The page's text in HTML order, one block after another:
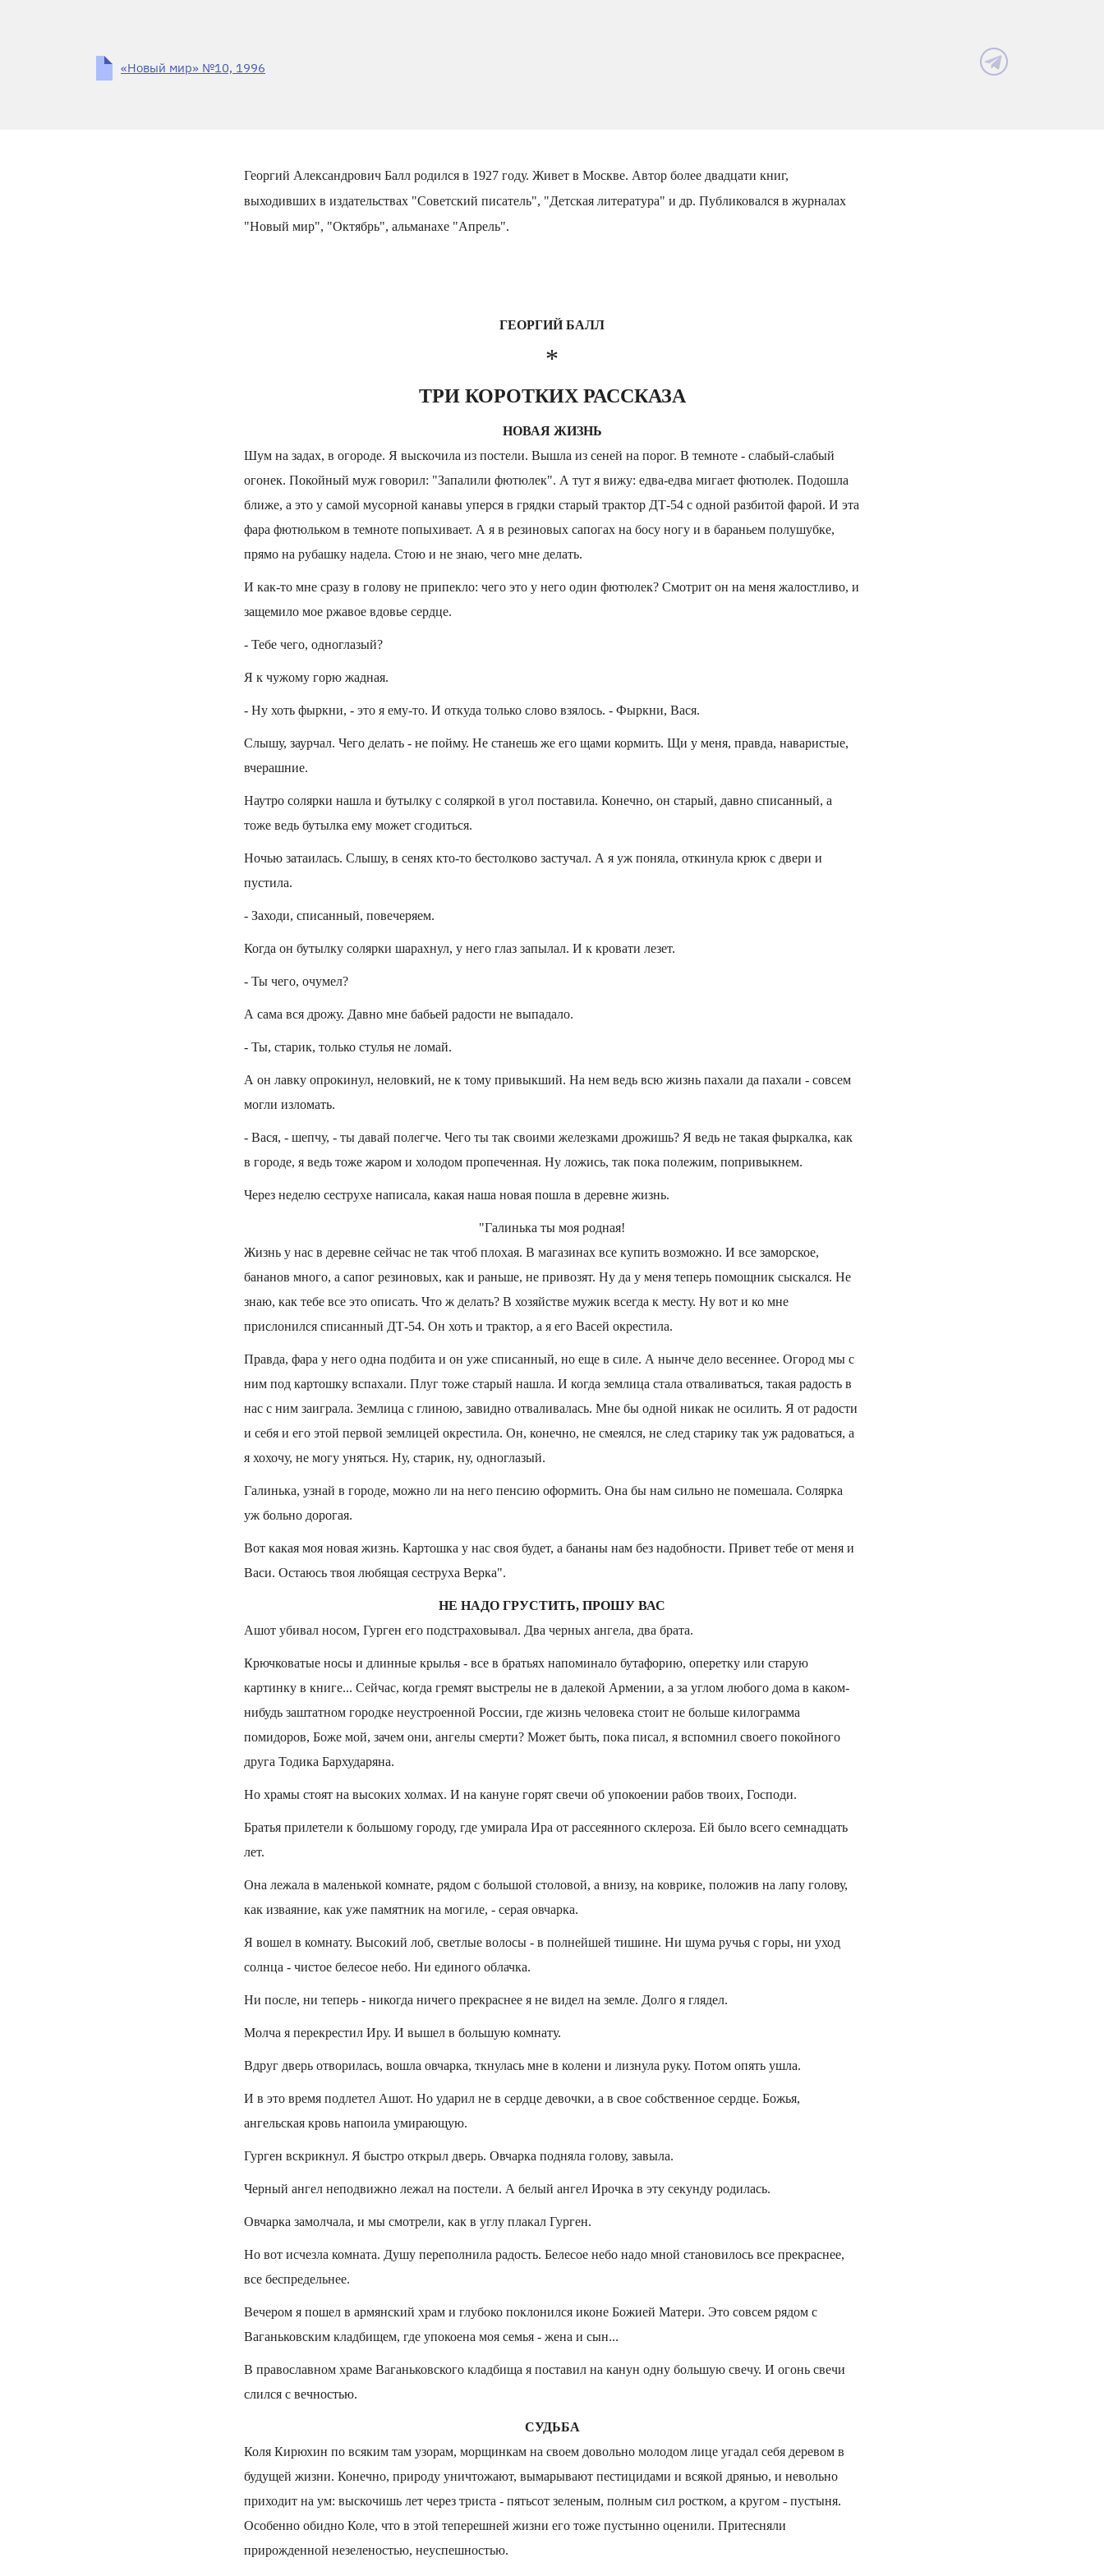
«Новый мир» №10, 1996
Георгий Александрович Балл родился в 1927 году. Живет в Москве. Автор более двадцати книг,
выходивших в издательствах "Советский писатель", "Детская литература" и др. Публиковался в журналах
"Новый мир", "Октябрь", альманахе "Апрель".
ГЕОРГИЙ БАЛЛ
*
ТРИ КОРОТКИХ РАССКАЗА
НОВАЯ ЖИЗНЬ
Шум на задах, в огороде. Я выскочила из постели. Вышла из сеней на порог. В темноте - слабый-слабый
огонек. Покойный муж говорил: "Запалили фютюлек". А тут я вижу: едва-едва мигает фютюлек. Подошла
ближе, а это у самой мусорной канавы уперся в грядки старый трактор ДТ-54 с одной разбитой фарой. И эта
фара фютюльком в темноте попыхивает. А я в резиновых сапогах на босу ногу и в бараньем полушубке,
прямо на рубашку надела. Стою и не знаю, чего мне делать.
И как-то мне сразу в голову не припекло: чего это у него один фютюлек? Смотрит он на меня жалостливо, и
защемило мое ржавое вдовье сердце.
- Тебе чего, одноглазый?
Я к чужому горю жадная.
- Ну хоть фыркни, - это я ему-то. И откуда только слово взялось. - Фыркни, Вася.
Слышу, заурчал. Чего делать - не пойму. Не станешь же его щами кормить. Щи у меня, правда, наваристые,
вчерашние.
Наутро солярки нашла и бутылку с соляркой в угол поставила. Конечно, он старый, давно списанный, а
тоже ведь бутылка ему может сгодиться.
Ночью затаилась. Слышу, в сенях кто-то бестолково застучал. А я уж поняла, откинула крюк с двери и
пустила.
- Заходи, списанный, повечеряем.
Когда он бутылку солярки шарахнул, у него глаз запылал. И к кровати лезет.
- Ты чего, очумел?
А сама вся дрожу. Давно мне бабьей радости не выпадало.
- Ты, старик, только стулья не ломай.
А он лавку опрокинул, неловкий, не к тому привыкший. На нем ведь всю жизнь пахали да пахали - совсем
могли изломать.
- Вася, - шепчу, - ты давай полегче. Чего ты так своими железками дрожишь? Я ведь не такая фыркалка, как
в городе, я ведь тоже жаром и холодом пропеченная. Ну ложись, так пока полежим, попривыкнем.
Через неделю сеструхе написала, какая наша новая пошла в деревне жизнь.
"Галинька ты моя родная!
Жизнь у нас в деревне сейчас не так чтоб плохая. В магазинах все купить возможно. И все заморское,
бананов много, а сапог резиновых, как и раньше, не привозят. Ну да у меня теперь помощник сыскался. Не
знаю, как тебе все это описать. Что ж делать? В хозяйстве мужик всегда к месту. Ну вот и ко мне
прислонился списанный ДТ-54. Он хоть и трактор, а я его Васей окрестила.
Правда, фара у него одна подбита и он уже списанный, но еще в силе. А нынче дело весеннее. Огород мы с
ним под картошку вспахали. Плуг тоже старый нашла. И когда землица стала отваливаться, такая радость в
нас с ним заиграла. Землица с глиною, завидно отваливалась. Мне бы одной никак не осилить. Я от радости
и себя и его этой первой землицей окрестила. Он, конечно, не смеялся, не след старику так уж радоваться, а
я хохочу, не могу уняться. Ну, старик, ну, одноглазый.
Галинька, узнай в городе, можно ли на него пенсию оформить. Она бы нам сильно не помешала. Солярка
уж больно дорогая.
Вот какая моя новая жизнь. Картошка у нас своя будет, а бананы нам без надобности. Привет тебе от меня и
Васи. Остаюсь твоя любящая сеструха Верка".
НЕ НАДО ГРУСТИТЬ, ПРОШУ ВАС
Ашот убивал носом, Гурген его подстраховывал. Два черных ангела, два брата.
Крючковатые носы и длинные крылья - все в братьях напоминало бутафорию, оперетку или старую
картинку в книге... Сейчас, когда гремят выстрелы не в далекой Армении, а за углом любого дома в каком-
нибудь заштатном городке неустроенной России, где жизнь человека стоит не больше килограмма
помидоров, Боже мой, зачем они, ангелы смерти? Может быть, пока писал, я вспомнил своего покойного
друга Тодика Бархударяна.
Но храмы стоят на высоких холмах. И на кануне горят свечи об упокоении рабов твоих, Господи.
Братья прилетели к большому городу, где умирала Ира от рассеянного склероза. Ей было всего семнадцать
лет.
Она лежала в маленькой комнате, рядом с большой столовой, а внизу, на коврике, положив на лапу голову,
как изваяние, как уже памятник на могиле, - серая овчарка.
Я вошел в комнату. Высокий лоб, светлые волосы - в полнейшей тишине. Ни шума ручья с горы, ни уход
солнца - чистое белесое небо. Ни единого облачка.
Ни после, ни теперь - никогда ничего прекраснее я не видел на земле. Долго я глядел.
Молча я перекрестил Иру. И вышел в большую комнату.
Вдруг дверь отворилась, вошла овчарка, ткнулась мне в колени и лизнула руку. Потом опять ушла.
И в это время подлетел Ашот. Но ударил не в сердце девочки, а в свое собственное сердце. Божья,
ангельская кровь напоила умирающую.
Гурген вскрикнул. Я быстро открыл дверь. Овчарка подняла голову, завыла.
Черный ангел неподвижно лежал на постели. А белый ангел Ирочка в эту секунду родилась.
Овчарка замолчала, и мы смотрели, как в углу плакал Гурген.
Но вот исчезла комната. Душу переполнила радость. Белесое небо надо мной становилось все прекраснее,
все беспредельнее.
Вечером я пошел в армянский храм и глубоко поклонился иконе Божией Матери. Это совсем рядом с
Ваганьковским кладбищем, где упокоена моя семья - жена и сын...
В православном храме Ваганьковского кладбища я поставил на канун одну большую свечу. И огонь свечи
слился с вечностью.
СУДЬБА
Коля Кирюхин по всяким там узорам, морщинкам на своем довольно молодом лице угадал себя деревом в
будущей жизни. Конечно, природу уничтожают, вымарывают пестицидами и всякой дрянью, и невольно
приходит на ум: выскочишь лет через триста - пятьсот зеленым, полным сил ростком, а кругом - пустыня.
Особенно обидно Коле, что в этой теперешней жизни его тоже пустынно оценили. Притесняли
прирожденной незеленостью, неуспешностью.